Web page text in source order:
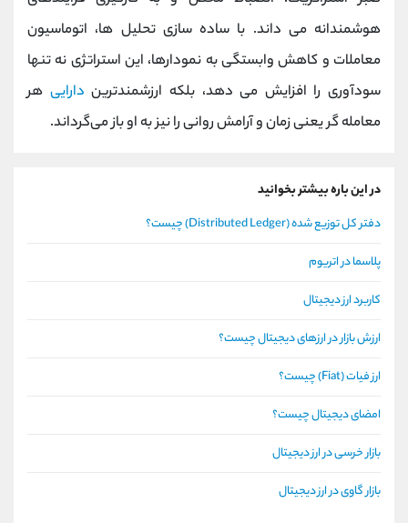
هوشمندانه می ‌داند. با ساده ‌سازی تحلیل‌ ها، اتوماسیون
معاملات و کاهش وابستگی به نمودارها، این استراتژی نه تنها
سودآوری را افزایش می ‌دهد، بلکه ارزشمندترین دارایی هر
معامله ‌گر یعنی زمان و آرامش روانی را نیز به او باز می‌گرداند.
در این باره بیشتر بخوانید
دفتر کل توزیع شده (Distributed Ledger) چیست؟
پلاسما در اتریوم
کاربرد ارز دیجیتال
ارزش بازار در ارزهای دیجیتال چیست؟
ارز فیات (Fiat) چیست؟
امضای دیجیتال چیست؟
بازار خرسی در ارز دیجیتال
بازار گاوی در ارز دیجیتال